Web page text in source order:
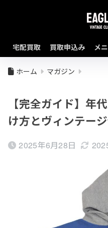
宅配買取 買取申込み メ
ホーム マガジン
【完全ガイド】年
け方とヴィンテー
2025年6月28日